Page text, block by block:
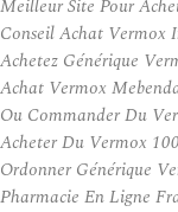
Meilleur Site Pour
Conseil Achat Vermox
Achetez Générique
Achat Vermox
Ou Commander Du
Acheter Du Vermox
Ordonner Générique
Pharmacie En Ligne